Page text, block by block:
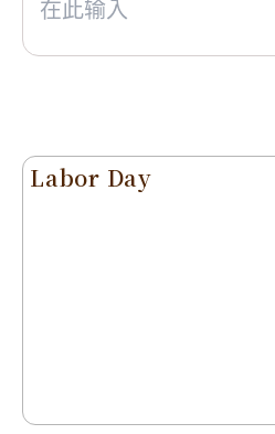
Labor Day